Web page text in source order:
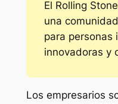
El Rolling
una
para personas
innovadoras y
Los empresarios